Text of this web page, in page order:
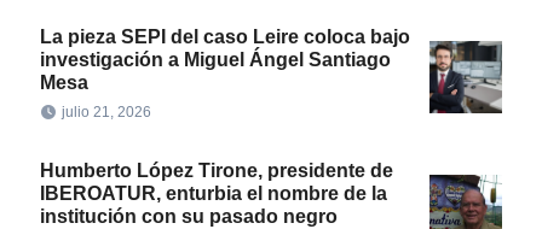
La pieza SEPI del caso Leire coloca bajo
investigación a Miguel Ángel Santiago
Mesa
julio 21, 2026
Humberto López Tirone, presidente de
IBEROATUR, enturbia el nombre de la
institución con su pasado negro